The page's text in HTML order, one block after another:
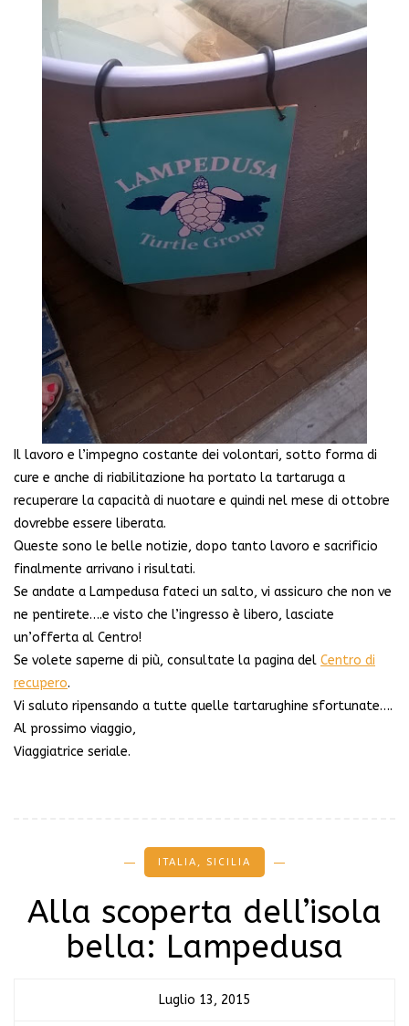
Il lavoro e l’impegno costante dei volontari, sotto forma di
cure e anche di riabilitazione ha portato la tartaruga a
recuperare la capacità di nuotare e quindi nel mese di ottobre
dovrebbe essere liberata.
Queste sono le belle notizie, dopo tanto lavoro e sacrificio
finalmente arrivano i risultati.
Se andate a Lampedusa fateci un salto, vi assicuro che non ve
ne pentirete….e visto che l’ingresso è libero, lasciate
un’offerta al Centro!
Se volete saperne di più, consultate la pagina del Centro di
recupero.
Vi saluto ripensando a tutte quelle tartarughine sfortunate….
Al prossimo viaggio,
Viaggiatrice seriale.
ITALIA , SICILIA
Alla scoperta dell’isola
bella: Lampedusa
Luglio 13, 2015